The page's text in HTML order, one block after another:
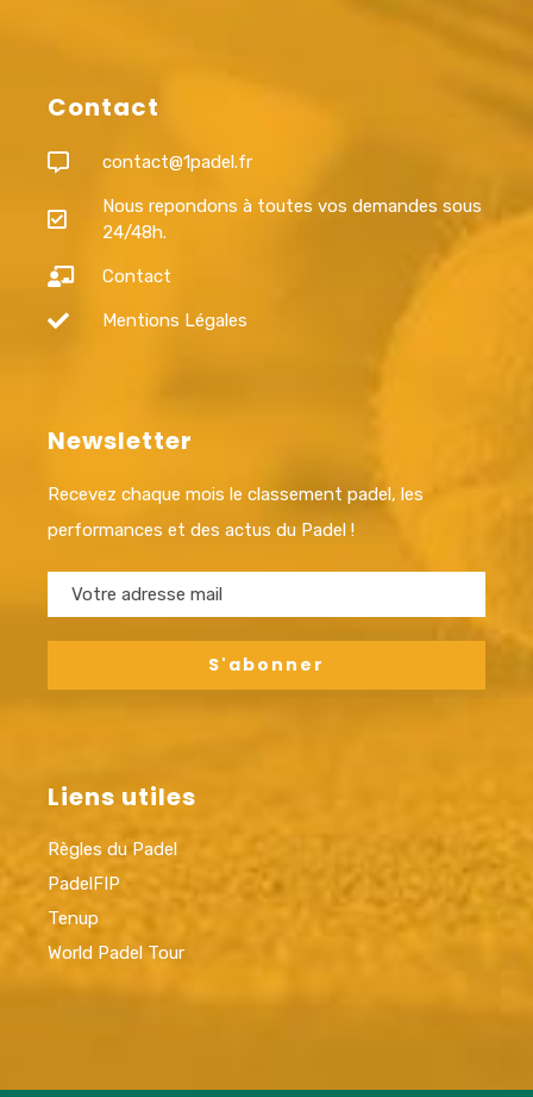
Contact
contact@1padel.fr
Nous repondons à toutes vos demandes sous
24/48h.
Contact
Mentions Légales
Newsletter
Recevez chaque mois le classement padel, les
performances et des actus du Padel !
Liens utiles
Règles du Padel
PadelFIP
Tenup
World Padel Tour